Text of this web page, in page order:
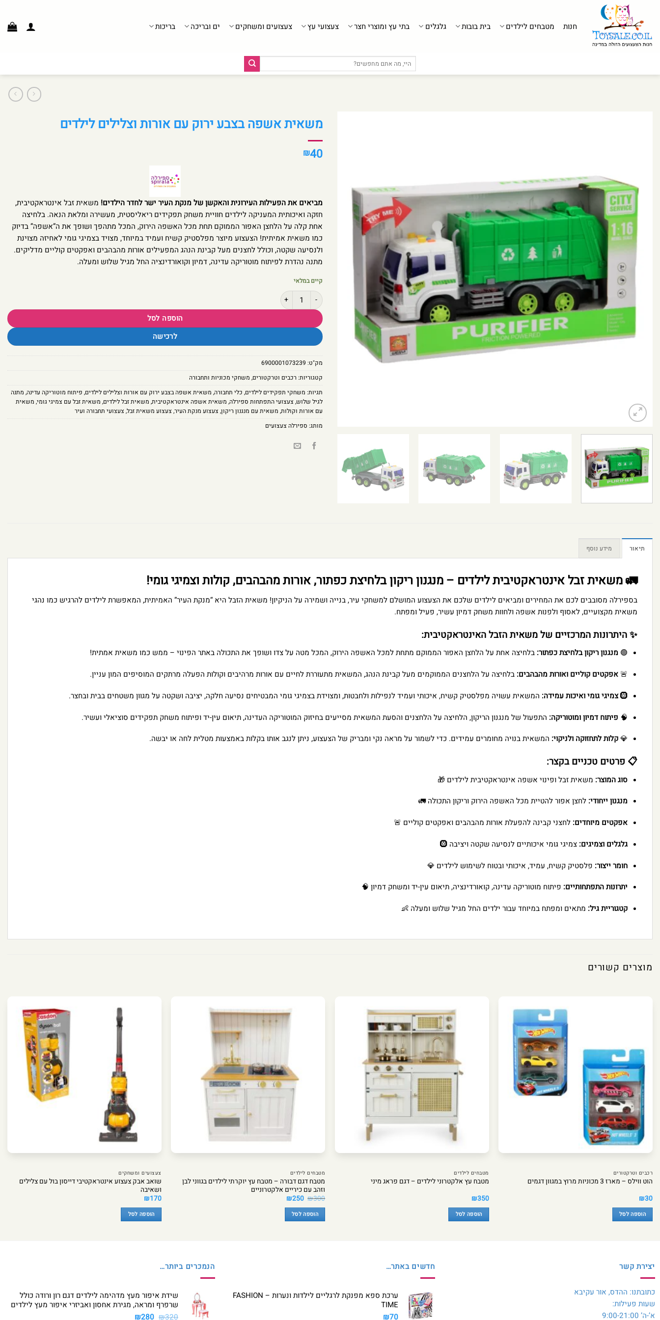
חנות
מטבחים לילדים בית בובות גלגלים בתי עץ ומוצרי חצר צעצועי עץ צעצועים ומשחקים ים ובריכה בריכות
עבור:
משאית אשפה בצבע ירוק עם אורות וצלילים לילדים
₪40
מביאים את הפעילות העירונית והאקשן של מנקת העיר ישר לחדר הילדים! משאית זבל אינטראקטיבית,
חזקה ואיכותית המעניקה לילדים חוויית משחק תפקידים ריאליסטית, מעשירה ומלאת הנאה. בלחיצה
אחת קלה על הלחצן האפור הממוקם תחת מכל האשפה הירוק, המכל מתהפך ושופך את ה”אשפה” בדיוק
כמו משאית אמיתית! הצעצוע מיוצר מפלסטיק קשיח ועמיד במיוחד, מצויד בצמיגי גומי לאחיזה מצוינת
ולנסיעה שקטה, וכולל לחצנים מעל קבינת הנהג המפעילים אורות מהבהבים ואפקטים קוליים מדליקים.
מתנה נהדרת לפיתוח מוטוריקה עדינה, דמיון וקואורדינציה החל מגיל שלוש ומעלה.
קיים במלאי
כמות של משאית אשפה בצבע ירוק עם אורות וצלילים לילדים
הוספה לסל
לרכישה
מק"ט: 6900001073239
קטגוריות: רכבים וטרקטורים, משחקי מכוניות ותחבורה
תגיות: משחקי תפקידים לילדים, כלי תחבורה, משאית אשפה בצבע ירוק עם אורות וצלילים לילדים, פיתוח מוטוריקה עדינה, מתנה
לגיל שלוש, צעצועי התפתחות ספירלה, משאית אשפה אינטראקטיבית, משאית זבל לילדים, משאית זבל עם צמיגי גומי, משאית
עם אורות וקולות, משאית עם מנגנון ריקון, צעצוע מנקת העיר, צעצוע משאית זבל, צעצועי תחבורה ועיר
מותג: ספירלה צעצועים
תיאור מידע נוסף
🚛 משאית זבל אינטראקטיבית לילדים – מנגנון ריקון בלחיצת כפתור, אורות מהבהבים, קולות וצמיגי גומי!
בספירלה מסובבים לכם את המחירים ומביאים לילדים שלכם את הצעצוע המושלם למשחקי עיר, בנייה ושמירה על הניקיון! משאית הזבל היא “מנקת העיר” האמיתית, המאפשרת לילדים להרגיש כמו נהגי
משאית מקצועיים, לאסוף ולפנות אשפה ולחוות משחק דמיון עשיר, פעיל ומפתח.
✨ היתרונות המרכזיים של משאית הזבל האינטראקטיבית:
🟢 מנגנון ריקון בלחיצת כפתור: בלחיצה אחת על הלחצן האפור הממוקם מתחת למכל האשפה הירוק, המכל מטה על צדו ושופך את התכולה באתר הפינוי – ממש כמו משאית אמתית!
🚨 אפקטים קוליים ואורות מהבהבים: בלחיצה על הלחצנים הממוקמים מעל קבינת הנהג, המשאית מתעוררת לחיים עם אורות מרהיבים וקולות הפעלה מרתקים המוסיפים המון עניין.
🛞צמיגי גומי ואיכות עמידה: המשאית עשויה מפלסטיק קשיח, איכותי ועמיד לנפילות ולחבטות, ומצוידת בצמיגי גומי המבטיחים נסיעה חלקה, יציבה ושקטה על מגוון משטחים בבית ובחצר.
🧠 פיתוח דמיון ומוטוריקה: התפעול של מנגנון הריקון, הלחיצה על הלחצנים והסעת המשאית מסייעים בחיזוק המוטוריקה העדינה, תיאום עין-יד ופיתוח משחק תפקידים סוציאלי ועשיר.
💎קלות לתחזוקה ולניקוי: המשאית בנויה מחומרים עמידים. כדי לשמור על מראה נקי ומבריק של הצעצוע, ניתן לנגב אותו בקלות באמצעות מטלית לחה או יבשה.
📋 פרטים טכניים בקצר:
סוג המוצר: משאית זבל ופינוי אשפה אינטראקטיבית לילדים 🎁
מנגנון ייחודי: לחצן אפור להטיית מכל האשפה הירוק וריקון התכולה 🚛
אפקטים מיוחדים: לחצני קבינה להפעלת אורות מהבהבים ואפקטים קוליים 🚨
גלגלים וצמיגים: צמיגי גומי איכותיים לנסיעה שקטה ויציבה 🛞
חומר ייצור: פלסטיק קשיח, עמיד, איכותי ובטוח לשימוש לילדים 💎
יתרונות התפתחותיים: פיתוח מוטוריקה עדינה, קואורדינציה, תיאום עין-יד ומשחק דמיון 🧠
קטגוריית גיל: מתאים ומפתח במיוחד עבור ילדים החל מגיל שלוש ומעלה 👶
מוצרים קשורים
רכבים וטרקטורים
הוט ווילס – מארז 3 מכוניות מרוץ במגוון דגמים
₪30
הוספה לסל
מטבחים לילדים
מטבח עץ אלקטרוני לילדים – דגם פראג מיני
₪350
הוספה לסל
מטבחים לילדים
מטבח דגם דבורה – מטבח עץ יוקרתי לילדים בגווני לבן
וזהב עם כיריים אלקטרוניים
₪300 המחיר
היה:
₪300.
₪250 המחיר
הוא: הוספה לסל
צעצועים ומשחקים
שואב אבק צעצוע אינטראקטיבי דייסון בול עם צלילים
ושאיבה
₪170
הוספה לסל
יצירת קשר
כתובתנו: ההדס, אור עקיבא
שעות פעילות:
א’-ה’ 9:00-21:00
חדשים באתר…
ערכת ספא מפנקת לרגליים לילדות ונערות – FASHION
TIME
₪70
הנמכרים ביותר…
שידת איפור מעץ מדהימה לילדים דגם רון ורודה כולל
שרפרף ומראה, מגירת אחסון ואביזרי איפור מעץ לילדים
₪320 המחיר
₪280 המחיר